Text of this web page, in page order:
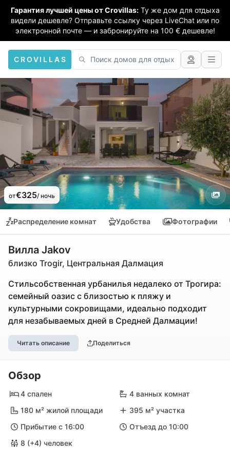
Гарантия лучшей цены от Crovillas: Ту же дом для отдыха
видели дешевле? Отправьте ссылку через LiveChat или по
электронной почте — и забронируйте на 100 € дешевле!
CROVILLAS
от€325/ ночь
Распределение комнат Удобства Фотографии
Вилла Jakov
близко Trogir, Центральная Далмация
Стильсобственная урбанилья недалеко от Трогира:
семейный оазис с близостью к пляжу и
культурными сокровищами, идеально подходит
для незабываемых дней в Средней Далмации!
Читать описание Поделиться
Обзор
4 спален
4 ванных комнат
180 м² жилой площади
395 м² участка
Прибытие с 16:00
Отъезд до 10:00
8 (+4) человек